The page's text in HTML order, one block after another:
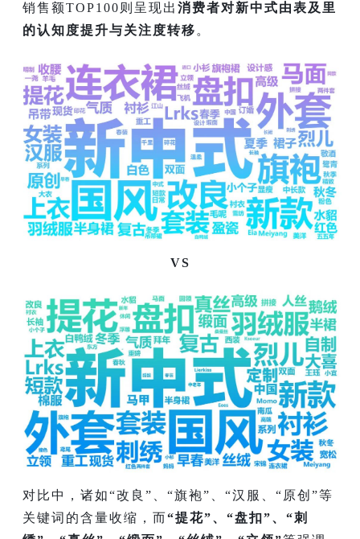
销售额TOP100则呈现出 消费者对新中式由表及里
的认知度提升与关注度转移 。
VS
对比中，诸如“改良”、“旗袍”、“汉服、“原创”等
关键词的含量收缩，而“提花”、“盘扣”、“刺